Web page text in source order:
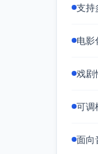
支持
电影
戏剧
可调
面向